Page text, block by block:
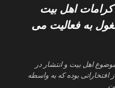
اهل بیت
از سال 1385 مشغول به فعالیت می
با موضوع اهل بیت و انتشار در
برخی از افتخاراتی بوده که به واسطه